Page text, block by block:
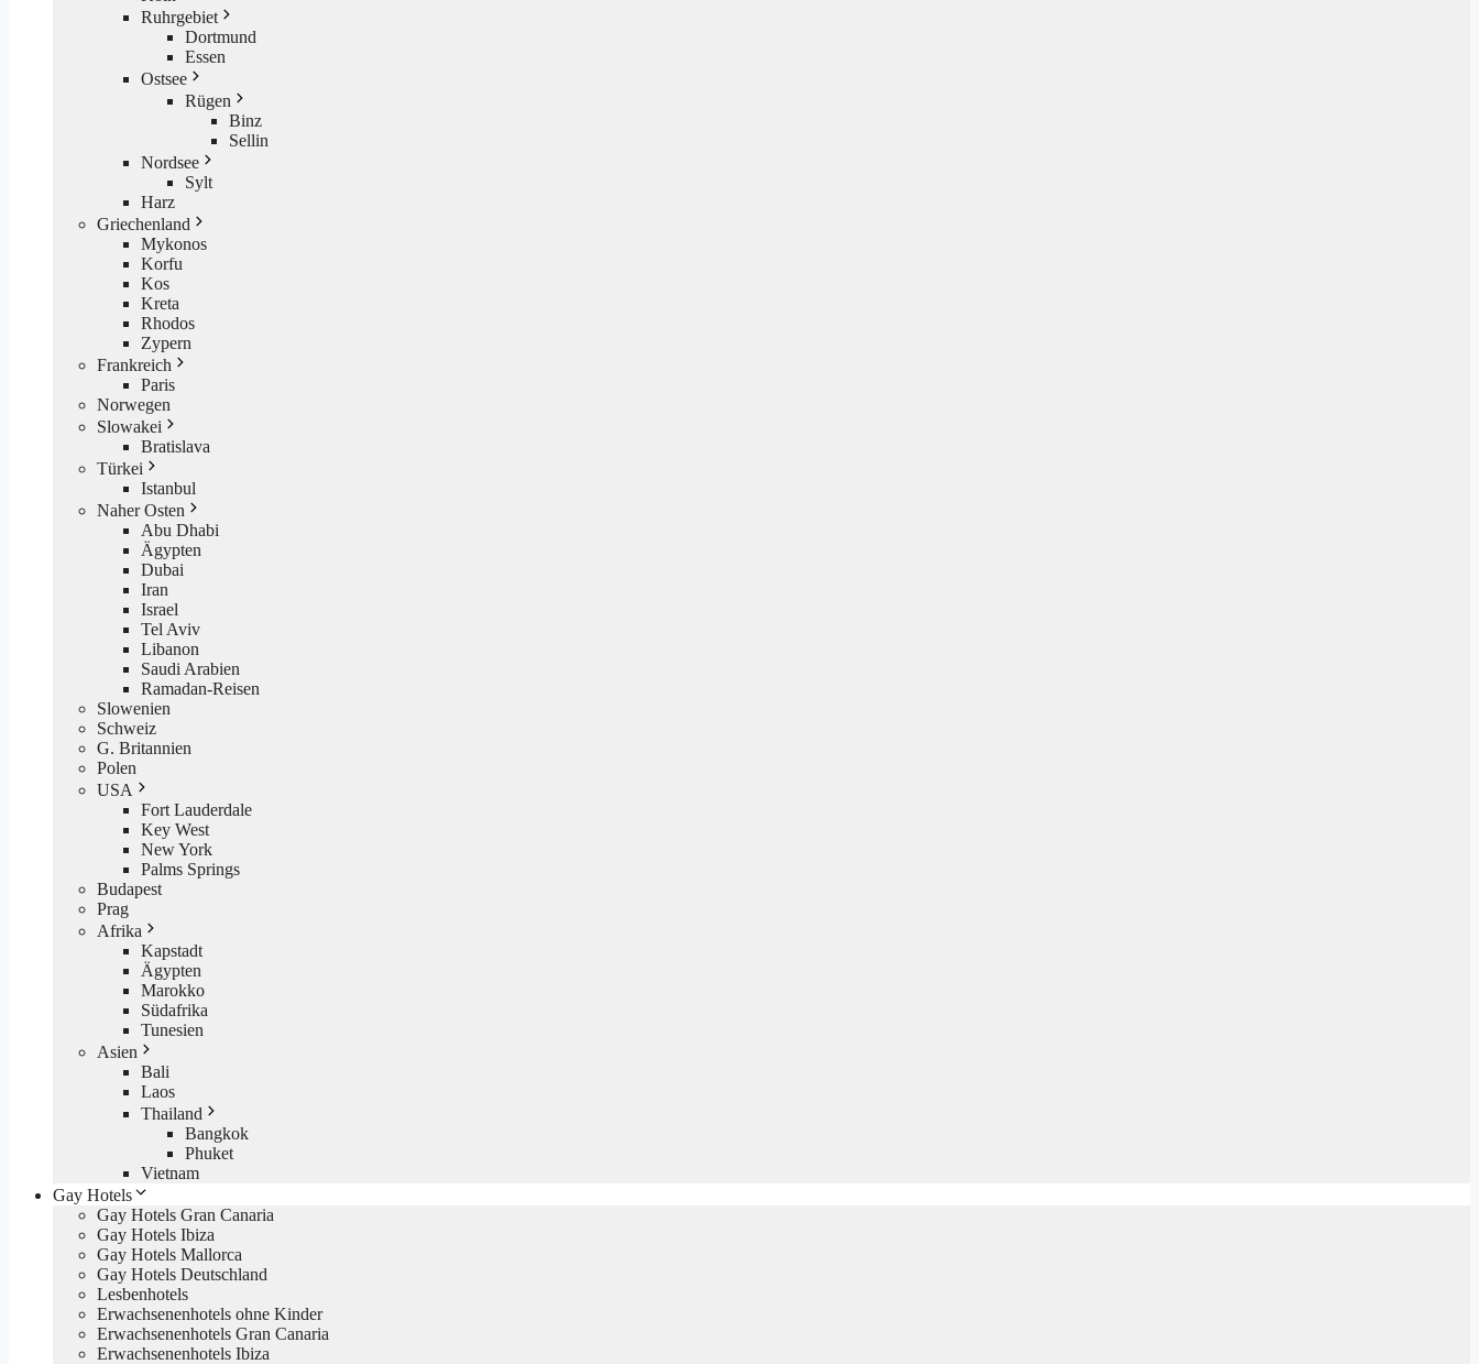
Ruhrgebiet
Dortmund
Essen
Ostsee
Rügen
Binz
Sellin
Nordsee
Sylt
Harz
Griechenland
Mykonos
Korfu
Kos
Kreta
Rhodos
Zypern
Frankreich
Paris
Norwegen
Slowakei
Bratislava
Türkei
Istanbul
Naher Osten
Abu Dhabi
Ägypten
Dubai
Iran
Israel
Tel Aviv
Libanon
Saudi Arabien
Ramadan-Reisen
Slowenien
Schweiz
G. Britannien
Polen
USA
Fort Lauderdale
Key West
New York
Palms Springs
Budapest
Prag
Afrika
Kapstadt
Ägypten
Marokko
Südafrika
Tunesien
Asien
Bali
Laos
Thailand
Bangkok
Phuket
Vietnam
Gay Hotels
Gay Hotels Gran Canaria
Gay Hotels Ibiza
Gay Hotels Mallorca
Gay Hotels Deutschland
Lesbenhotels
Erwachsenenhotels ohne Kinder
Erwachsenenhotels Gran Canaria
Erwachsenenhotels Ibiza